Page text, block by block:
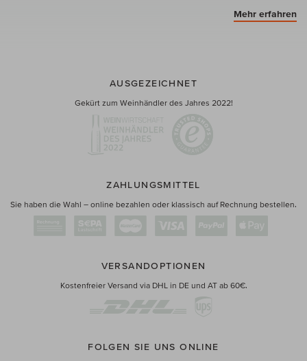
Mehr erfahren
AUSGEZEICHNET
Gekürt zum Weinhändler des Jahres 2022!
ZAHLUNGSMITTEL
Sie haben die Wahl – online bezahlen oder klassisch auf Rechnung bestellen.
VERSANDOPTIONEN
Kostenfreier Versand via DHL in DE und AT ab 60€.
FOLGEN SIE UNS ONLINE